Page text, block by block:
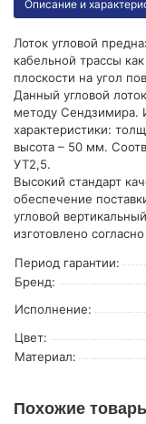
Описание и
Лоток угловой
кабельной трассы
плоскости на угол
Данный угловой
методу Сендзимира.
характеристики:
высота – 50 мм.
УТ2,5.
Высокий стандарт
обеспечение
угловой
изготовлено
Период гарантии:
Бренд:
Исполнение:
Цвет:
Материал:
Похожие